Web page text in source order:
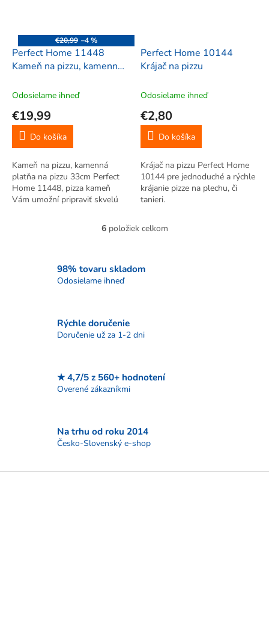
€20,99 –4 %
Perfect Home 11448
Kameň na pizzu, kamenná
kameň,
Odosielame ihneď
€19,99
Do košíka
Kameň na pizzu, kamenná
platňa na pizzu 33cm Perfect
Home 11448, pizza kameň
Vám umožní pripraviť skvelú
dobroty - pizza chlieb, pečené
mäso, ryby, zeleninu, pečivo
Perfect Home 10144
Krájač na pizzu
Odosielame ihneď
€2,80
Do košíka
Krájač na pizzu Perfect Home
10144 pre jednoduché a rýchle
krájanie pizze na plechu, či
tanieri.
O
á
p
k
y
i
s
u
6položiek celkom
98% tovaru skladom
Odosielame ihneď
Rýchle doručenie
Doručenie už za 1-2 dni
★ 4,7/5 z 560+ hodnotení
Overené zákazníkmi
Na trhu od roku 2014
Česko-Slovenský e-shop
Z